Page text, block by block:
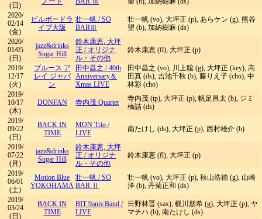
(日)
2020/
02/14
(金)
ビルボードラ
イブ大阪
壮一帆 /SO
BARⅢ
壮一帆 (vo), 大坪正 (p), あらケン (g), 熊谷
望 (b), 加納樹麻 (ds)
2020/
01/05
(日)
jazz&drinks
Sugar Hill
鈴木康恵, 大坪
正 / オリジナ
ル・その他
鈴木康恵 (fl), 大坪正 (p)
2019/
12/17
(火)
ブルース ア
レイ ジャパ
ン
田中昌之 /40th
Anniversary＆
Xmas LIVE
田中昌之 (vo), 川上聡 (g), 大坪正 (key), 高
田真 (ds), 吉池千秋 (b), 藤りえ子 (cho), 中
林彩 (cho)
2019/
10/17
(木)
DONFAN 寺内茂 Quartet
寺内茂 (tp), 大坪正 (p), 帆足昌太 (b), ジミ
橋詰 (ds)
2019/
09/22
(日)
BACK IN
TIME
MON Trio /
LIVE
南たけし (ds), 大坪正 (p), 西村雄介 (b)
2019/
07/22
(月)
jazz&drinks
Sugar Hill
鈴木康恵, 大坪
正 / オリジナ
ル・その他
鈴木康恵 (fl), 大坪正 (p)
2019/
06/01
(土)
Motion Blue
YOKOHAMA
壮一帆 /SO
BAR Ⅱ
壮一帆 (vo), 大坪正 (p), 秋山浩徳 (g), 山崎
洋 (b), 丹菊正和 (ds)
2019/
03/24
(日)
BACK IN
TIME
BIT 9aniv.Band /
LIVE
日野林晋 (sax), 梶川朋希 (g), 大坪正 (p), ヤ
マチハ (b), 南たけし (ds)